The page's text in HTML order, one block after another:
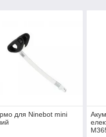
для Ninebot mini